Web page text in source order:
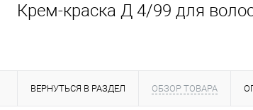
Крем-краска Д 4/99 для
ВЕРНУТЬСЯ В РАЗДЕЛ ОБЗОР ТОВАРА